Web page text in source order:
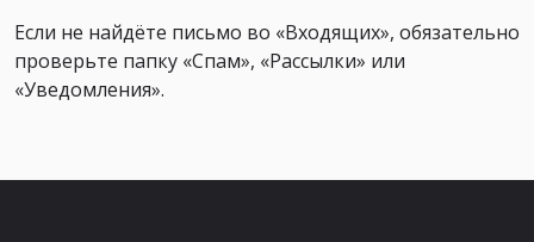
Если не найдёте письмо во «Входящих», обязательно
проверьте папку «Спам», «Рассылки» или
«Уведомления».